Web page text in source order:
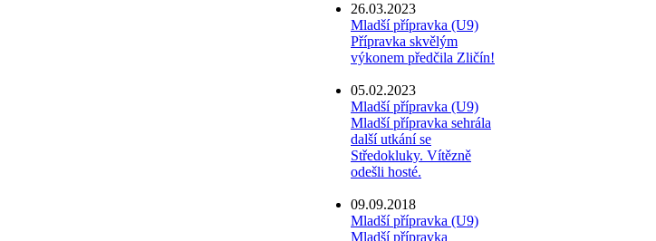
26.03.2023
Mladší přípravka (U9)
Přípravka skvělým
výkonem předčila Zličín!
05.02.2023
Mladší přípravka (U9)
Mladší přípravka sehrála
další utkání se
Středokluky. Vítězně
odešli hosté.
09.09.2018
Mladší přípravka (U9)
Mladší přípravka